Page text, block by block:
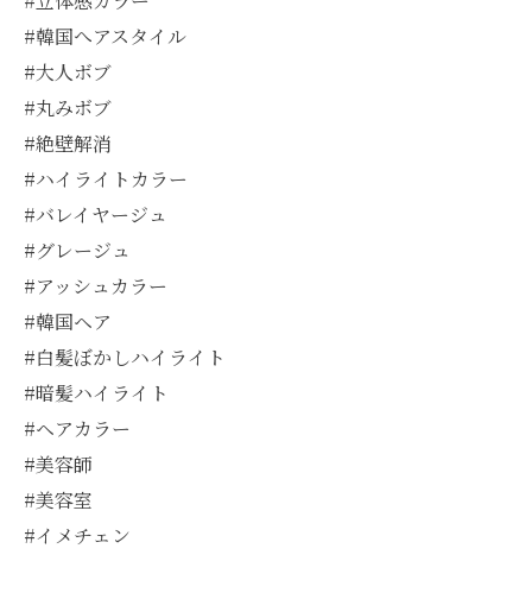
#韓国へアスタイル
#大人ボブ
#丸みボブ
#絶壁解消
#ハイライトカラー
#バレイヤージュ
#グレージュ
#アッシュカラー
#韓国ヘア
#白髪ぼかしハイライト
#暗髪ハイライト
#ヘアカラー
#美容師
#美容室
#イメチェン